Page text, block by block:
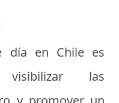
día en Chile es
visibilizar las